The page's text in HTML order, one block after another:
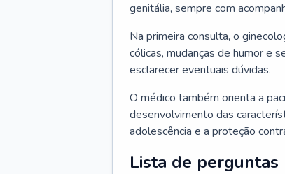
genitália, sempre com
Na primeira consulta, o
cólicas, mudanças de humor e
esclarecer eventuais dúvidas.
O médico também orienta a
desenvolvimento das
adolescência e a proteção
Lista de